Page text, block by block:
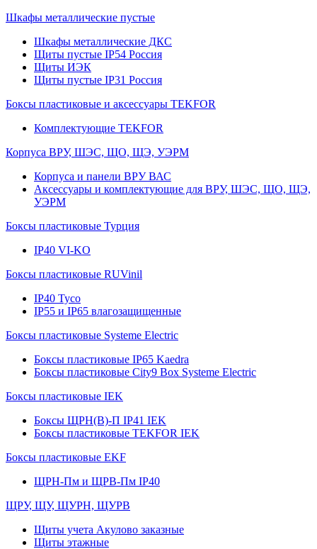
Шкафы металлические пустые
Шкафы металлические ДКС
Щиты пустые IP54 Россия
Щиты ИЭК
Щиты пустые IP31 Россия
Боксы пластиковые и аксессуары TEKFOR
Комплектующие TEKFOR
Корпуса ВРУ, ШЭС, ЩО, ЩЭ, УЭРМ
Корпуса и панели ВРУ ВАС
Аксессуары и комплектующие для ВРУ, ШЭС, ЩО, ЩЭ,
УЭРМ
Боксы пластиковые Турция
IP40 VI-KO
Боксы пластиковые RUVinil
IP40 Тусо
IP55 и IP65 влагозащищенные
Боксы пластиковые Systeme Electric
Боксы пластиковые IP65 Kaedra
Боксы пластиковые City9 Box Systeme Electric
Боксы пластиковые IEK
Боксы ЩРН(В)-П IP41 IEK
Боксы пластиковые TEKFOR IEK
Боксы пластиковые EKF
ЩРН-Пм и ЩРВ-Пм IP40
ЩРУ, ЩУ, ЩУРН, ЩУРВ
Щиты учета Акулово заказные
Щиты этажные